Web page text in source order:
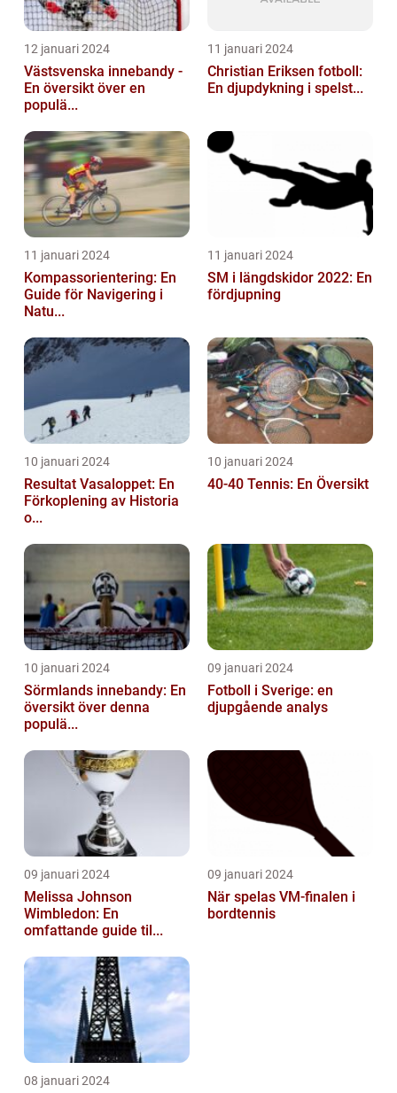
12 januari 2024
Västsvenska innebandy -
En översikt över en
populä...
11 januari 2024
Christian Eriksen fotboll:
En djupdykning i spelst...
11 januari 2024
Kompassorientering: En
Guide för Navigering i
Natu...
11 januari 2024
SM i längdskidor 2022: En
fördjupning
10 januari 2024
Resultat Vasaloppet: En
Förkoplening av Historia
o...
10 januari 2024
40-40 Tennis: En Översikt
10 januari 2024
Sörmlands innebandy: En
översikt över denna
populä...
09 januari 2024
Fotboll i Sverige: en
djupgående analys
09 januari 2024
Melissa Johnson
Wimbledon: En
omfattande guide til...
09 januari 2024
När spelas VM-finalen i
bordtennis
08 januari 2024